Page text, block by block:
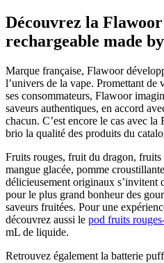
Découvrez la
rechargeable made
Marque française, Flawoor
l’univers de la vape. Promettant de
ses consommateurs, Flawoor
saveurs authentiques, en accord
chacun. C’est encore le cas avec
brio la qualité des produits du
Fruits rouges, fruit du dragon,
mangue glacée, pomme
délicieusement originaux s’invitent
pour le plus grand bonheur des
saveurs fruitées. Pour une
découvrez aussi le pod fruits
mL de liquide.
Retrouvez également la batterie